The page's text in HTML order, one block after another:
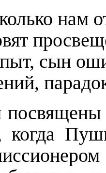
нам
сын
когда